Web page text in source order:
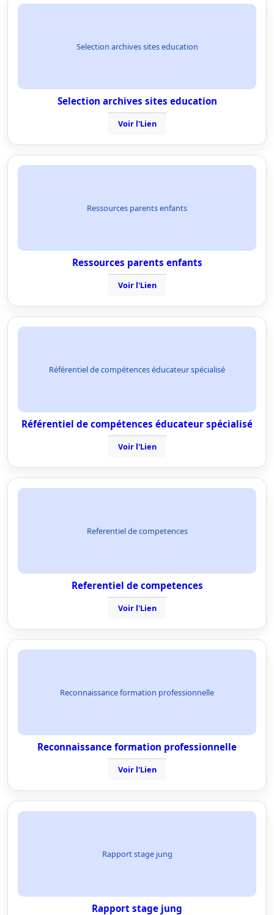
Selection archives sites education
Selection archives sites education
Voir l'Lien
Ressources parents enfants
Ressources parents enfants
Voir l'Lien
Référentiel de compétences éducateur spécialisé
Référentiel de compétences éducateur spécialisé
Voir l'Lien
Referentiel de competences
Referentiel de competences
Voir l'Lien
Reconnaissance formation professionnelle
Reconnaissance formation professionnelle
Voir l'Lien
Rapport stage jung
Rapport stage jung